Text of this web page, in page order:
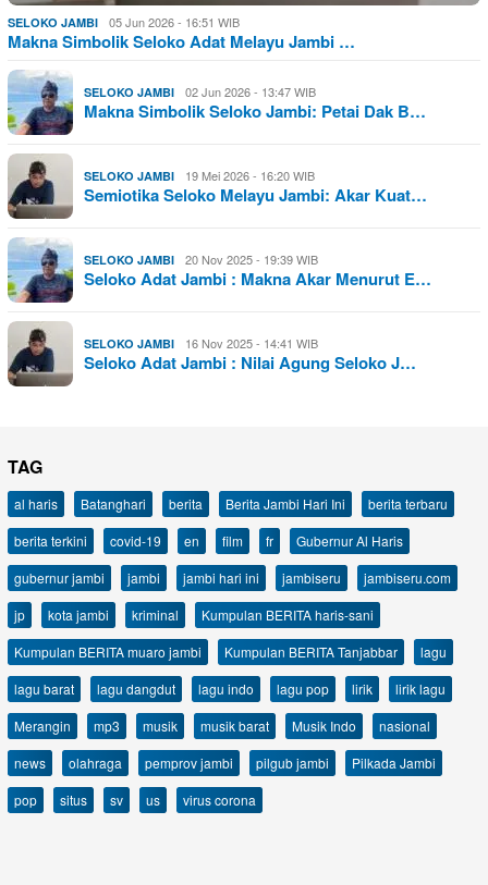
SELOKO JAMBI 05 Jun 2026 - 16:51 WIB
Makna Simbolik Seloko Adat Melayu Jambi …
SELOKO JAMBI 02 Jun 2026 - 13:47 WIB
Makna Simbolik Seloko Jambi: Petai Dak B…
SELOKO JAMBI 19 Mei 2026 - 16:20 WIB
Semiotika Seloko Melayu Jambi: Akar Kuat…
SELOKO JAMBI 20 Nov 2025 - 19:39 WIB
Seloko Adat Jambi : Makna Akar Menurut E…
SELOKO JAMBI 16 Nov 2025 - 14:41 WIB
Seloko Adat Jambi : Nilai Agung Seloko J…
TAG
al haris Batanghari berita Berita Jambi Hari Ini
berita terbaru
berita terkini
covid-19 en film fr
Gubernur Al Haris
gubernur jambi
jambi jambi hari ini jambiseru
jambiseru.com
jp
kota jambi kriminal
Kumpulan BERITA haris-sani
Kumpulan BERITA muaro jambi
Kumpulan BERITA Tanjabbar
lagu
lagu barat
lagu dangdut lagu indo lagu pop lirik
lirik lagu
Merangin
mp3 musik musik barat Musik Indo
nasional
news
olahraga pemprov jambi pilgub jambi
Pilkada Jambi
pop
situs sv us virus corona